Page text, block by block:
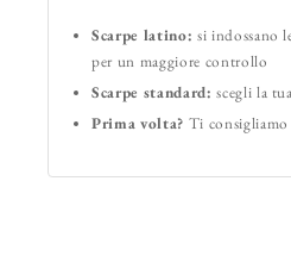
Scarpe latino: si indossano
per un maggiore controllo
Scarpe standard: scegli la
Prima volta? Ti